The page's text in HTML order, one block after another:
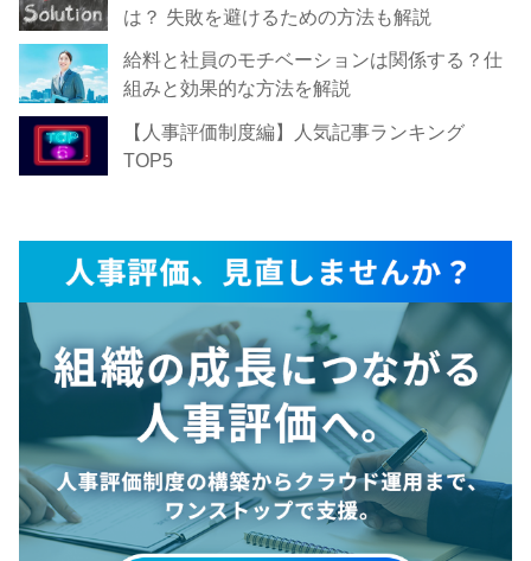
は？ 失敗を避けるための方法も解説
給料と社員のモチベーションは関係する？仕
組みと効果的な方法を解説
【人事評価制度編】人気記事ランキング
TOP5